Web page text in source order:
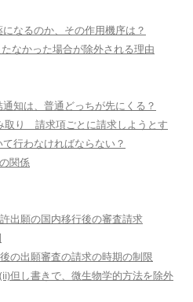
なるのか、その作用機序は？
なかった場合が除外される理由
知は、普通どっちが先にくる？
取り 請求項ごとに請求しようとす
行わなければならない？
関係
出願の国内移行後の審査請求
の出願審査の請求の時期の制限
但し書きで、微生物学的方法を除外